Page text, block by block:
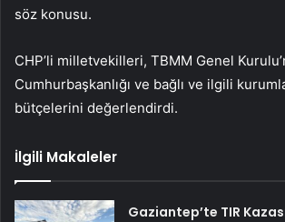
söz konusu.
CHP’li milletvekilleri, TBMM Genel
Cumhurbaşkanlığı ve bağlı ve ilgili
bütçelerini değerlendirdi.
İlgili Makaleler
Gaziantep’te TIR